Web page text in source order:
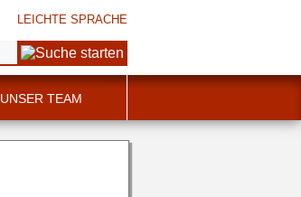
LEICHTE SPRACHE
UNSER TEAM